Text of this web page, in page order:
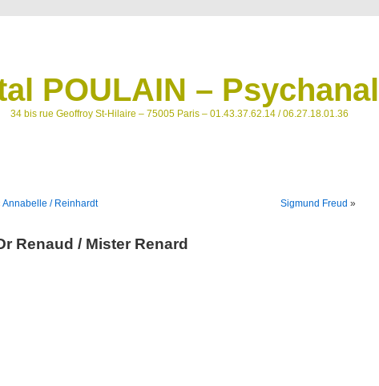
POULAIN –
34 bis rue Geoffroy St-Hilaire – 75005 Paris – 01.43.37.62.14 / 06.27.18.01.36
Annabelle / Reinhardt Sigmund Freud »
Renaud / Mister Renard